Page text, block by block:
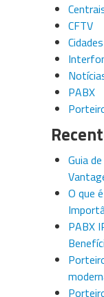
CFTV
Cidades
PABX
Guia
O que
PABX